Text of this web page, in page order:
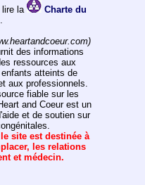
lire la
Charte du
.
des informations
ressources aux
atteints de
aux professionnels.
fiable sur les
and Coeur est un
et de soutien sur
site est destinée à
les relations
et médecin.